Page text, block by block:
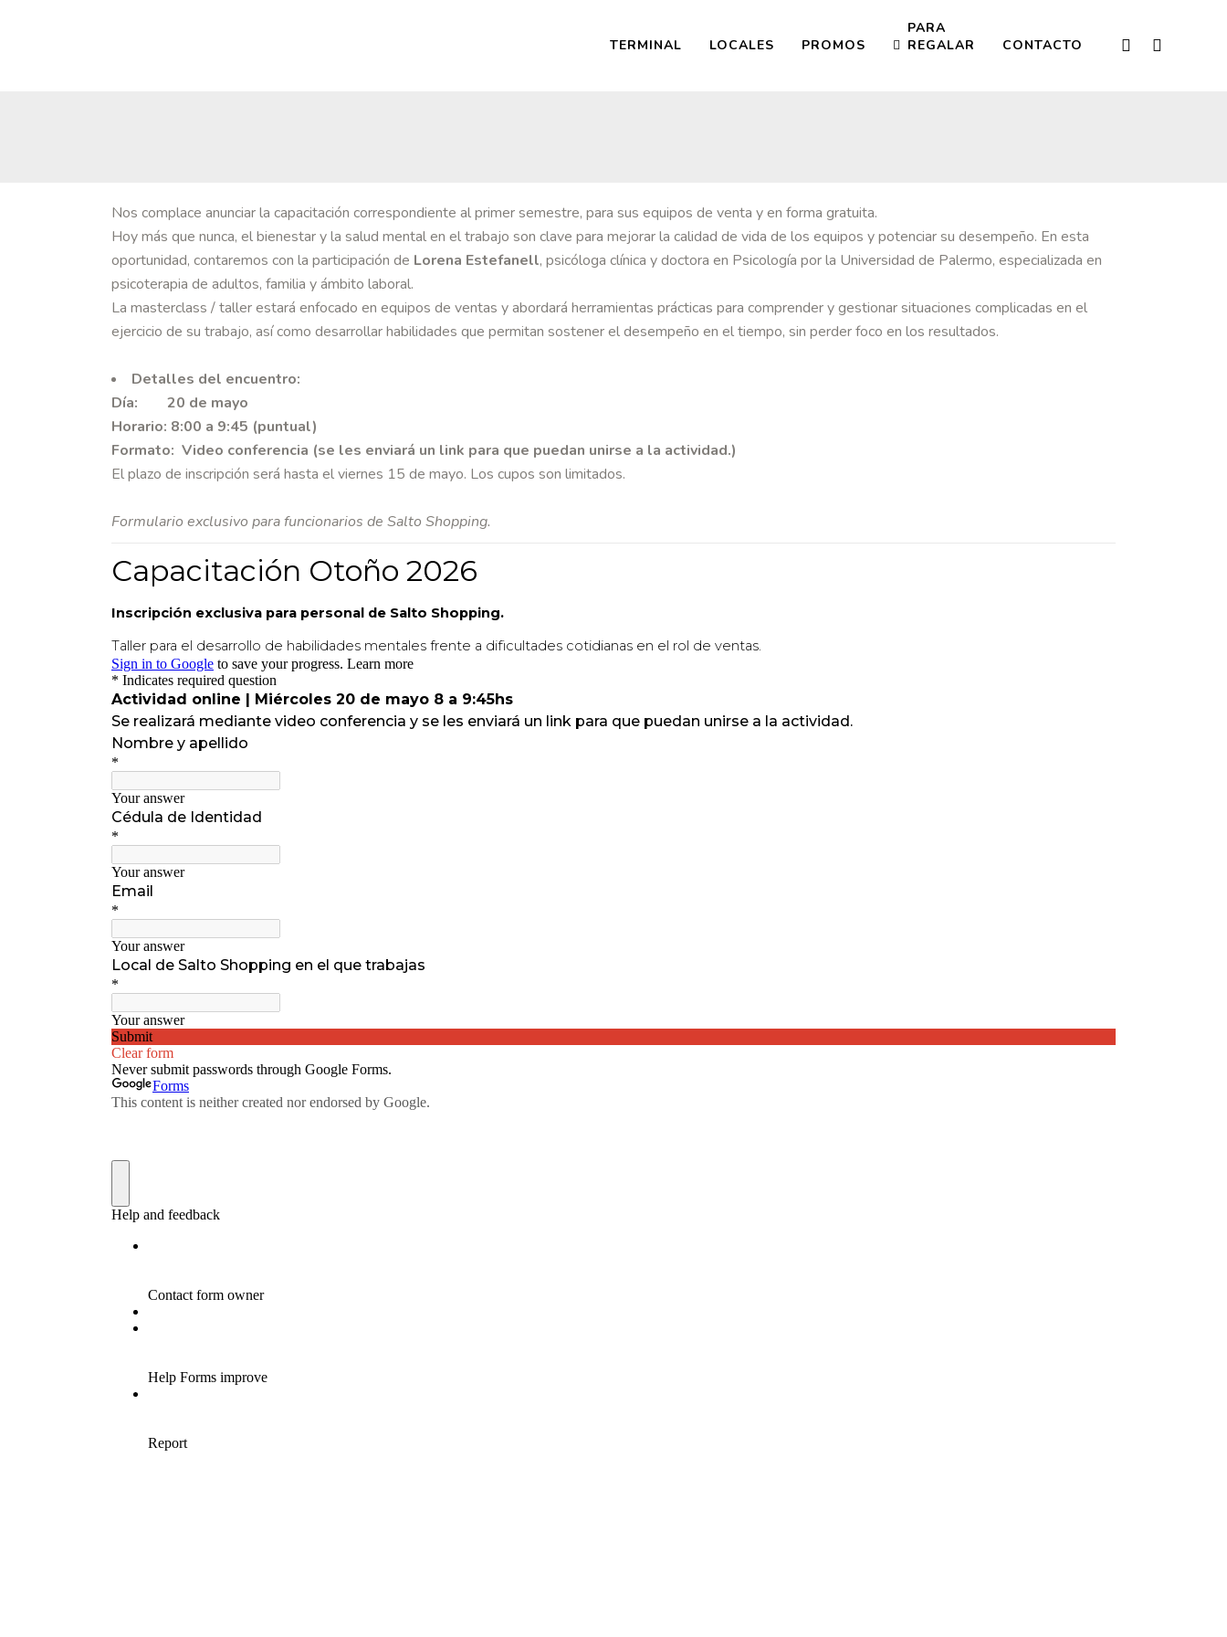
TERMINAL LOCALES PROMOS
PARA
REGALAR
CONTACTO
Nos complace anunciar la capacitación correspondiente al primer semestre, para sus equipos de venta y en forma gratuita.
Hoy más que nunca, el bienestar y la salud mental en el trabajo son clave para mejorar la calidad de vida de los equipos y potenciar su desempeño. En esta
oportunidad, contaremos con la participación de Lorena Estefanell, psicóloga clínica y doctora en Psicología por la Universidad de Palermo, especializada en
psicoterapia de adultos, familia y ámbito laboral.
La masterclass / taller estará enfocado en equipos de ventas y abordará herramientas prácticas para comprender y gestionar situaciones complicadas en el
ejercicio de su trabajo, así como desarrollar habilidades que permitan sostener el desempeño en el tiempo, sin perder foco en los resultados.
Detalles del encuentro:
Día: 20 de mayo
Horario: 8:00 a 9:45 (puntual)
Formato: Video conferencia (se les enviará un link para que puedan unirse a la actividad.)
El plazo de inscripción será hasta el viernes 15 de mayo. Los cupos son limitados.
Formulario exclusivo para funcionarios de Salto Shopping.